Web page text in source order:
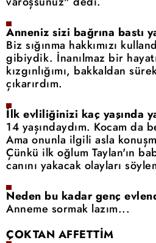
Anneniz sizi bağrına bastı
Biz sığınma hakkımızı
gibiydik. İnanılmaz bir
kızgınlığımı, bakkaldan
çıkarırdım.
İlk evliliğinizi kaç yaşında
14 yaşındaydım. Kocam da
Ama onunla ilgili asla
Çünkü ilk oğlum Taylan'ın
canını yakacak olayları
Neden bu kadar genç
Anneme sormak lazım...
ÇOKTAN AFFETTİM